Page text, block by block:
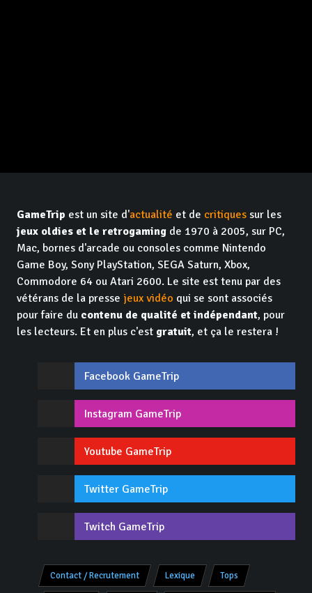
GameTrip est un site d'actualité et de critiques sur les
jeux oldies et le retrogaming de 1970 à 2005, sur PC,
Mac, bornes d'arcade ou consoles comme Nintendo
Game Boy, Sony PlayStation, SEGA Saturn, Xbox,
Commodore 64 ou Atari 2600. Le site est tenu par des
vétérans de la presse jeux vidéo qui se sont associés
pour faire du contenu de qualité et indépendant, pour
les lecteurs. Et en plus c'est gratuit, et ça le restera !
Facebook GameTrip
Instagram GameTrip
Youtube GameTrip
Twitter GameTrip
Twitch GameTrip
Contact / Recrutement Lexique Tops